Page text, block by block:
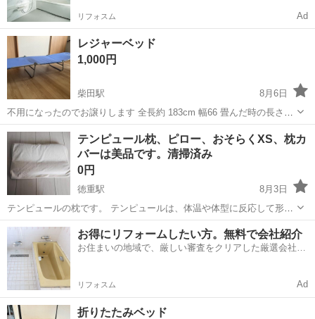
リフォスム Ad
レジャーベッド
1,000円
柴田駅
8月6日
不用になったのでお譲りします 全長約 183cm 幅66 畳んだ時の長さ
70cm 片方の脚は畳めません シートはビニール系です
愛知 名古屋市 柴田駅 ベッド ビニール
テンピュール枕、ピロー、おそらくXS、枕カ
バーは美品です。清掃済み
0円
徳重駅
8月3日
テンピュールの枕です。 テンピュールは、体温や体型に反応して形を
変える粘弾性素材を使用した枕で知られています。 商品ラインナップ
には、首をしっかり支える形状の「オリジナルピロー」などがありま
す。 おそらくXSです。 ...
愛知 名古屋市 徳重駅
お得にリフォームしたい方。無料で会社紹介
お住まいの地域で、厳しい審査をクリアした厳選会社を
リフォスム Ad
折りたたみベッド